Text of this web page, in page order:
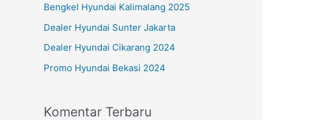
u
k
:
Bengkel Hyundai Kalimalang 2025
Dealer Hyundai Sunter Jakarta
Dealer Hyundai Cikarang 2024
Promo Hyundai Bekasi 2024
Komentar Terbaru